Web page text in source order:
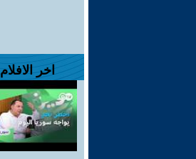
اخر الافلام